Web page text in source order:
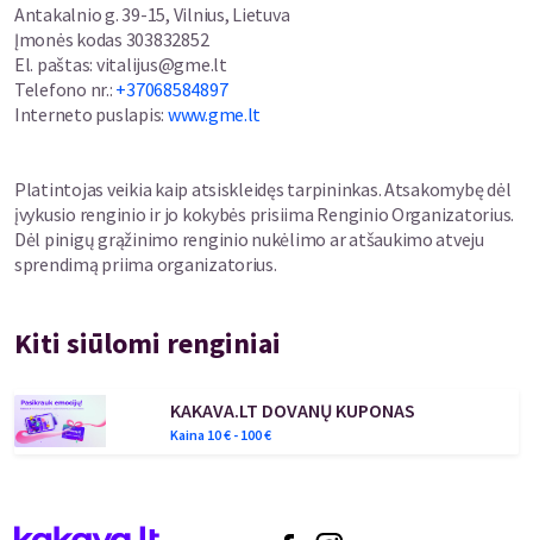
Antakalnio g. 39-15, Vilnius, Lietuva
Įmonės kodas 303832852
El. paštas: vitalijus@gme.lt
Telefono nr.: +37068584897
Interneto puslapis: www.gme.lt
Platintojas veikia kaip atsiskleidęs tarpininkas. Atsakomybę dėl
įvykusio renginio ir jo kokybės prisiima Renginio Organizatorius.
Dėl pinigų grąžinimo renginio nukėlimo ar atšaukimo atveju
sprendimą priima organizatorius.
Kiti siūlomi renginiai
KAKAVA.LT DOVANŲ KUPONAS
Kaina 10€ - 100€